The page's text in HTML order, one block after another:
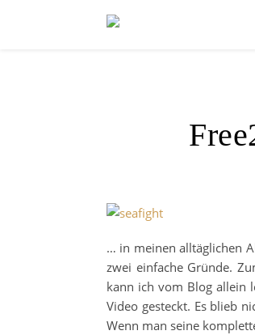
… in meinen alltäglichen
zwei einfache Gründe.
kann ich vom Blog allein
Video gesteckt. Es blieb
Wenn man seine